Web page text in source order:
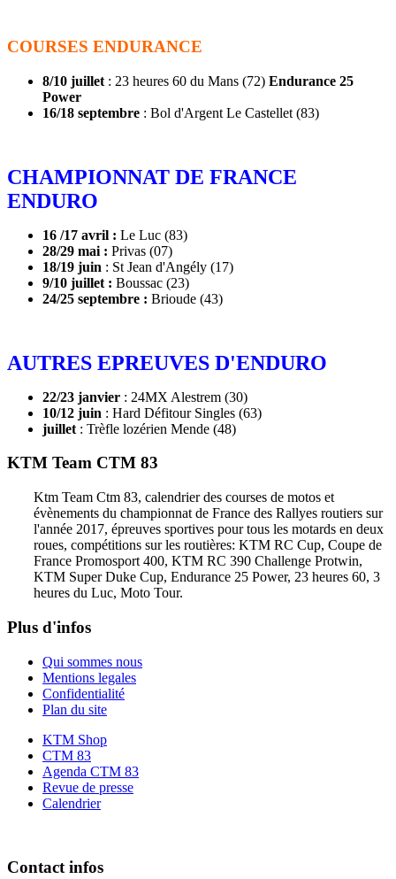
COURSES ENDURANCE
8/10 juillet : 23 heures 60 du Mans (72) Endurance 25
Power
16/18 septembre : Bol d'Argent Le Castellet (83)
CHAMPIONNAT DE FRANCE
ENDURO
16 /17 avril : Le Luc (83)
28/29 mai : Privas (07)
18/19 juin : St Jean d'Angély (17)
9/10 juillet : Boussac (23)
24/25 septembre : Brioude (43)
AUTRES EPREUVES D'ENDURO
22/23 janvier : 24MX Alestrem (30)
10/12 juin : Hard Défitour Singles (63)
juillet : Trèfle lozérien Mende (48)
KTM Team CTM 83
Ktm Team Ctm 83, calendrier des courses de motos et
évènements du championnat de France des Rallyes routiers sur
l'année 2017, épreuves sportives pour tous les motards en deux
roues, compétitions sur les routières: KTM RC Cup, Coupe de
France Promosport 400, KTM RC 390 Challenge Protwin,
KTM Super Duke Cup, Endurance 25 Power, 23 heures 60, 3
heures du Luc, Moto Tour.
Plus d'infos
Qui sommes nous
Mentions legales
Confidentialité
Plan du site
KTM Shop
CTM 83
Agenda CTM 83
Revue de presse
Calendrier
Contact infos